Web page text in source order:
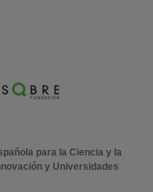
para la Ciencia y la
y Universidades